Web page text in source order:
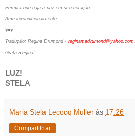
Permita que haja a paz em seu coração
Ame incondicionalmente
♥♥♥
Tradução: Regina Drumond -
Grata Regina!
LUZ!
STELA
Maria Stela Lecocq Muller às 17:26
Compartilhar